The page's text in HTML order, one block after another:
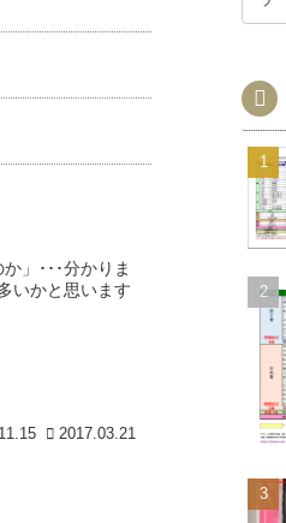
」･･･分かりま
いかと思います
2017.03.21